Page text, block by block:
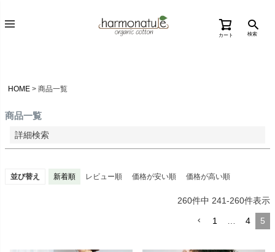
カート 検索
HOME 商品一覧
商品一覧
詳細検索
並び替え 新着順 レビュー順 価格が安い順 価格が高い順
260件中 241-260件表示
1 4 5